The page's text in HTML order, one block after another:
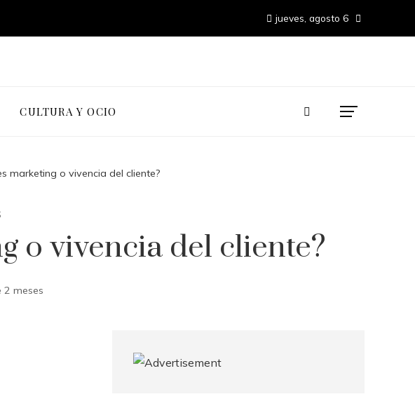
jueves, agosto 6
CULTURA Y OCIO
marketing o vivencia del cliente?
o vivencia del cliente?
2 meses